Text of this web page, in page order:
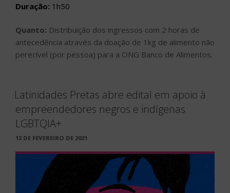
Duração: 1h50
Quanto: Distribuição dos ingressos com 2 horas de
antecedência através da doação de 1kg de alimento não
perecível (por pessoa) para a ONG Banco de Alimentos.
Latinidades Pretas abre edital em apoio à
empreendedores negros e indígenas
LGBTQIA+
PUBLICADO
12 DE FEVEREIRO DE 2021